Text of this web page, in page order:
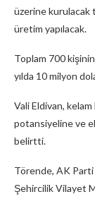
üzerine kurulacak
üretim yapılacak.
Toplam 700
yılda 10 milyon
Vali Eldivan, kelam
potansiyeline ve
belirtti.
Törende, AK
Şehircilik Vilayet